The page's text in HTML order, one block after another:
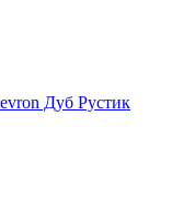
Дуб Рустик